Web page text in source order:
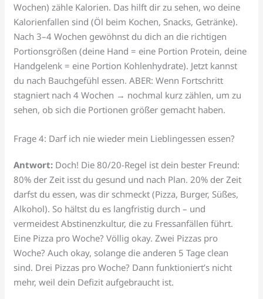
Wochen) zähle Kalorien. Das hilft dir zu sehen, wo deine
Kalorienfallen sind (Öl beim Kochen, Snacks, Getränke).
Nach 3–4 Wochen gewöhnst du dich an die richtigen
Portionsgrößen (deine Hand = eine Portion Protein, deine
Handgelenk = eine Portion Kohlenhydrate). Jetzt kannst
du nach Bauchgefühl essen. ABER: Wenn Fortschritt
stagniert nach 4 Wochen → nochmal kurz zählen, um zu
sehen, ob sich die Portionen größer gemacht haben.
Frage 4: Darf ich nie wieder mein Lieblingessen essen?
Antwort: Doch! Die 80/20-Regel ist dein bester Freund:
80% der Zeit isst du gesund und nach Plan. 20% der Zeit
darfst du essen, was dir schmeckt (Pizza, Burger, Süßes,
Alkohol). So hältst du es langfristig durch – und
vermeidest Abstinenzkultur, die zu Fressanfällen führt.
Eine Pizza pro Woche? Völlig okay. Zwei Pizzas pro
Woche? Auch okay, solange die anderen 5 Tage clean
sind. Drei Pizzas pro Woche? Dann funktioniert’s nicht
mehr, weil dein Defizit aufgebraucht ist.